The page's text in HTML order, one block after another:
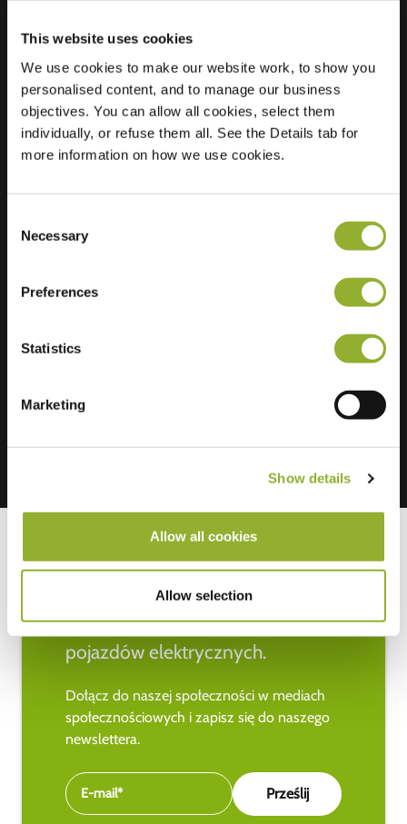
This website uses cookies
We use cookies to make our website work, to show you
personalised content, and to manage our business
objectives. You can allow all cookies, select them
individually, or refuse them all. See the Details tab for
more information on how we use cookies.
Selection
Necessary
Preferences
Statistics
Marketing
Show details
Allow all cookies
Allow selection
Lokalizacja
3438 RT
Nieuwegein
Holandia
Regular Charging 2 of 2 available
Dodatkowe informacje
Bądź na bieżąco z najnowszymi
wiadomościami na temat
pojazdów elektrycznych.
Dołącz do naszej społeczności w mediach
społecznościowych i zapisz się do naszego
newslettera.